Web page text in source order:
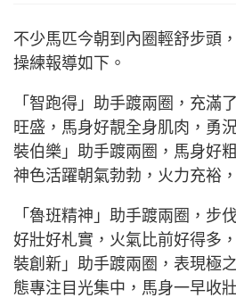
不少馬匹今朝到內圈輕舒步頭
操練報導如下。
「智跑得」助手踱兩圈，充滿
旺盛，馬身好靚全身肌肉，勇
裝伯樂」助手踱兩圈，馬身好
神色活躍朝氣勃勃，火力充裕
「魯班精神」助手踱兩圈，步
好壯好札實，火氣比前好得多
裝創新」助手踱兩圈，表現極
態專注目光集中，馬身一早收